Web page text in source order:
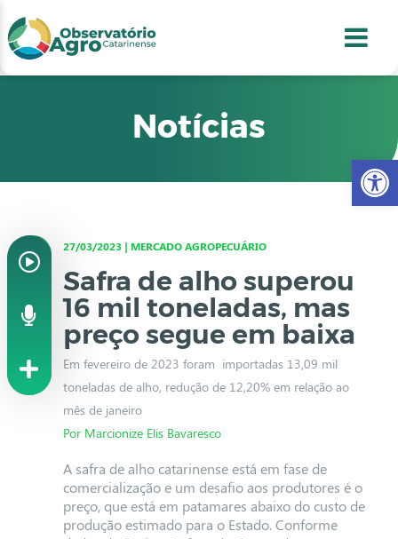
2
3
4
Notícias
27/03/2023 | MERCADO AGROPECUÁRIO
Safra de alho superou
16 mil toneladas, mas
preço segue em baixa
Em fevereiro de 2023 foram importadas 13,09 mil
toneladas de alho, redução de 12,20% em relação ao
mês de janeiro
Por Marcionize Elis Bavaresco
A safra de alho catarinense está em fase de
comercialização e um desafio aos produtores é o
preço, que está em patamares abaixo do custo de
produção estimado para o Estado. Conforme